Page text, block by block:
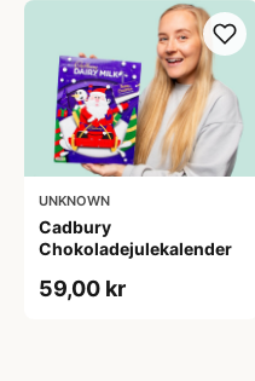
UNKNOWN
Cadbury
Chokoladejulekalender
59,00 kr